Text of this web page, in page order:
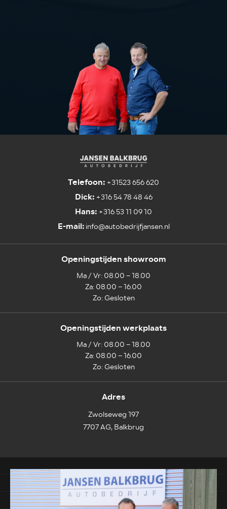
Telefoon: +31523 656 620
Dick:+316 54 78 48 46
Hans: +316 53 11 09 10
E-mail:info@autobedrijfjansen.nl
Openingstijden showroom
Ma / Vr: 08.00 – 18.00
Za: 08.00 – 16.00
Zo: Gesloten
Openingstijden werkplaats
Ma / Vr: 08.00 – 18.00
Za: 08.00 – 16.00
Zo: Gesloten
Adres
Zwolseweg 197
7707 AG, Balkbrug